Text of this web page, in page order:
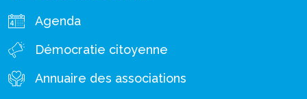
Agenda
Démocratie citoyenne
Annuaire des associations